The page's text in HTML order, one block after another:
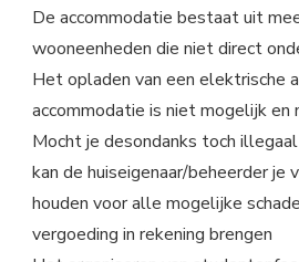
De accommodatie bestaat uit
wooneenheden die niet direct
Het opladen van een elektrische
accommodatie is niet mogelijk en
Mocht je desondanks toch
kan de huiseigenaar/beheerder je
houden voor alle mogelijke
vergoeding in rekening brengen